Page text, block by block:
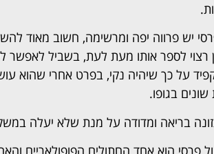
יש פרווה יפה ומרשימה, חשוב מאוד
לספר אותו מעת לעת, בשביל לאפשר
על כך שיהיה נקי, בפרט אחרי שהוא
בגופו.
בריאה ומדודה על מנת שלא יעלה
פרסי הוא אחד החתולים הפופולאריים